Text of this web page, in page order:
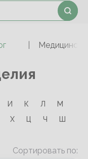
И К Л
М
Х Ц Ч
Ш
Сортировать по: